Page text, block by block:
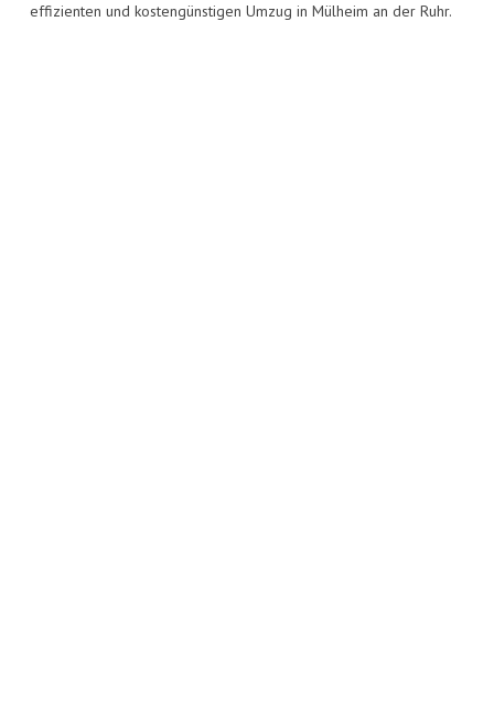
effizienten und kostengünstigen Umzug in Mülheim an der Ruhr.